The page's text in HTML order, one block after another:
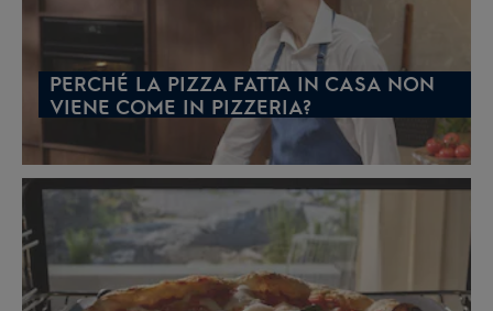
PERCHÉ LA PIZZA FATTA IN CASA NON
VIENE COME IN PIZZERIA?